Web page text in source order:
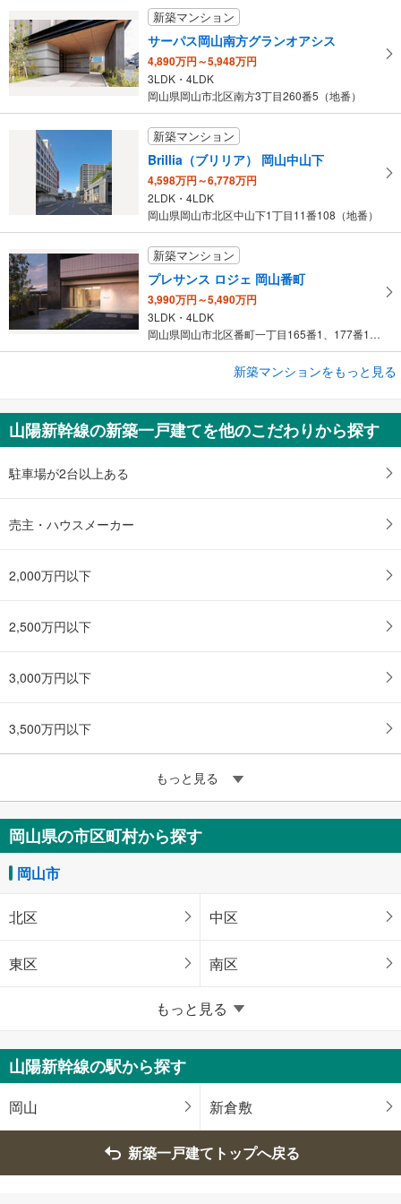
新築マンション
サーパス岡山南方グランオアシス
4,890万円～5,948万円
3LDK・4LDK
岡山県岡山市北区南方3丁目260番5（地番）
新築マンション
Brillia（ブリリア） 岡山中山下
4,598万円～6,778万円
2LDK・4LDK
岡山県岡山市北区中山下1丁目11番108（地番）
新築マンション
プレサンス ロジェ 岡山番町
3,990万円～5,490万円
3LDK・4LDK
岡山県岡山市北区番町一丁目165番1、177番1（地番）
新築マンション
4,299万円
2LDK
新築マンションをもっと見る
山陽新幹線の新築一戸建てを他のこだわりから探す
駐車場が2台以上ある
売主・ハウスメーカー
2,000万円以下
2,500万円以下
3,000万円以下
3,500万円以下
もっと見る
岡山県の市区町村から探す
岡山市
北区 中区
東区 南区
岡山県のそのほかの地域
倉敷市 玉野市
笠岡市 井原市
もっと見る
山陽新幹線の駅から探す
岡山 新倉敷
新築一戸建てトップへ戻る